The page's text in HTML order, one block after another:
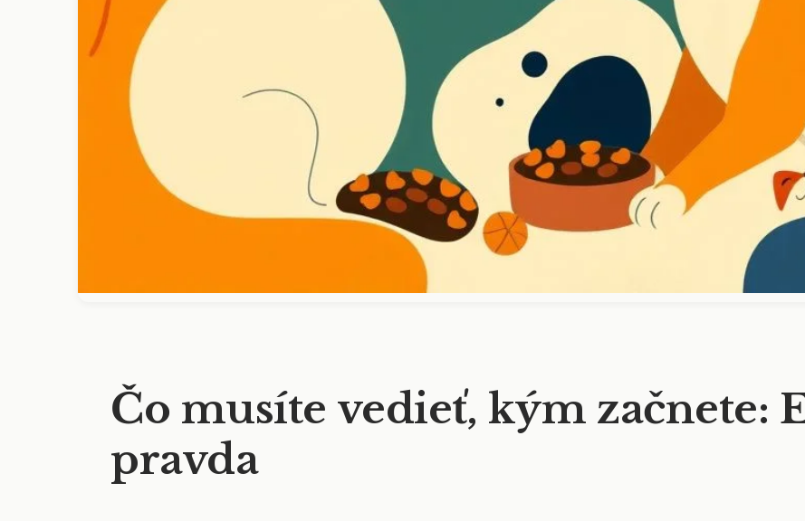
Čo musíte vedieť, kým začnete:
pravda